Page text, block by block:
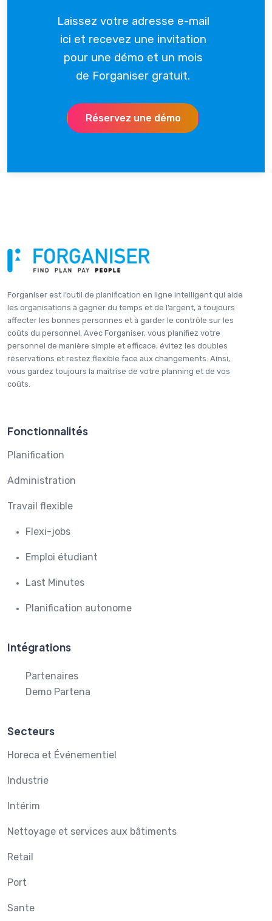
Laissez votre adresse e-mail
ici et recevez une invitation
pour une démo et un mois
de Forganiser gratuit.
Réservez une démo
Forganiser est l’outil de planification en ligne intelligent qui aide
les organisations à gagner du temps et de l’argent, à toujours
affecter les bonnes personnes et à garder le contrôle sur les
coûts du personnel. Avec Forganiser, vous planifiez votre
personnel de manière simple et efficace, évitez les doubles
réservations et restez flexible face aux changements. Ainsi,
vous gardez toujours la maîtrise de votre planning et de vos
coûts.
Fonctionnalités
Planification
Administration
Travail flexible
Flexi-jobs
Emploi étudiant
Last Minutes
Planification autonome
Intégrations
Partenaires
Demo Partena
Secteurs
Horeca et Événementiel
Industrie
Intérim
Nettoyage et services aux bâtiments
Retail
Port
Sante